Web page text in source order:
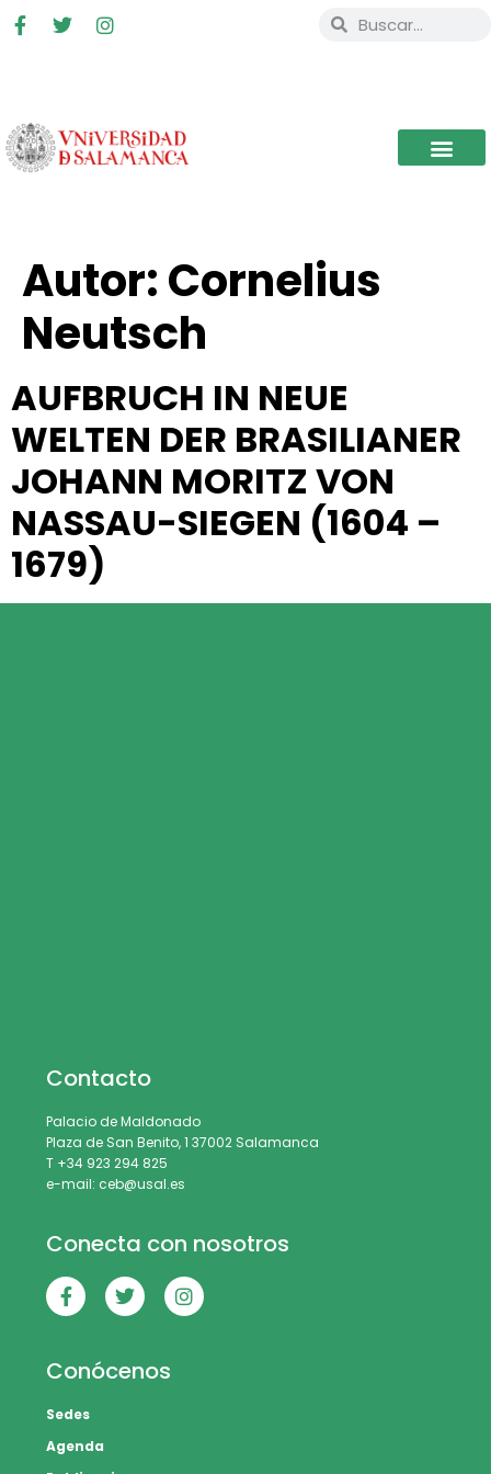
Autor:Cornelius
Neutsch
AUFBRUCH IN NEUE
WELTEN DER BRASILIANER
JOHANN MORITZ VON
NASSAU-SIEGEN (1604 –
1679)
Contacto
Palacio de Maldonado
Plaza de San Benito, 1 37002 Salamanca
T +34 923 294 825
e-mail: ceb@usal.es
Conecta con nosotros
Conócenos
Sedes
Agenda